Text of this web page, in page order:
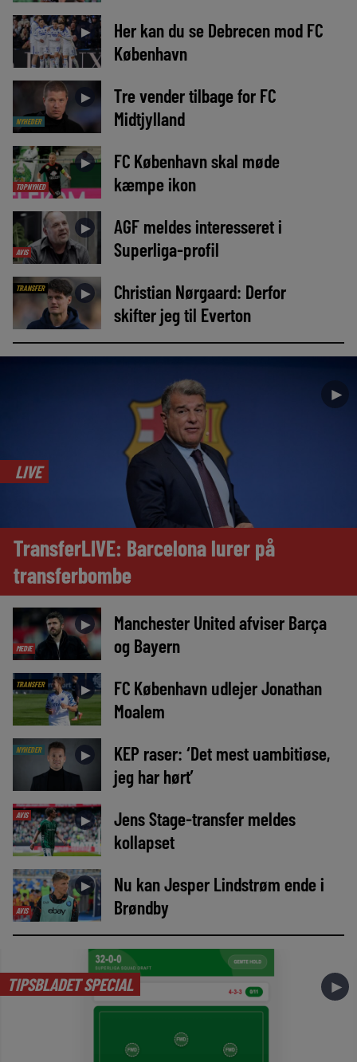
►
Her kan du se Debrecen mod FC
København
NYHEDER
►
Tre vender tilbage for FC
Midtjylland
TOPNYHED
►
FC København skal møde
kæmpe ikon
AVIS
►
AGF meldes interesseret i
Superliga-profil
TRANSFER ►
Christian Nørgaard: Derfor
skifter jeg til Everton
►
LIVE
TransferLIVE: Barcelona lurer på
transferbombe
MEDIE
►
Manchester United afviser Barça
og Bayern
TRANSFER ►
FC København udlejer Jonathan
Moalem
NYHEDER ►
KEP raser: ‘Det mest uambitiøse,
jeg har hørt’
AVIS ►
Jens Stage-transfer meldes
kollapset
AVIS
►
Nu kan Jesper Lindstrøm ende i
Brøndby
TIPSBLADET SPECIAL ►